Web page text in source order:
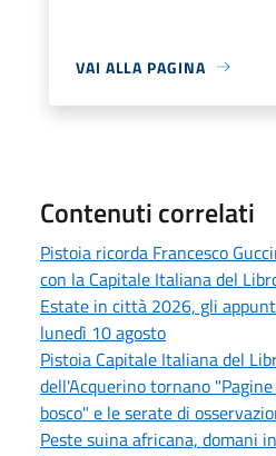
VAI ALLA PAGINA
Contenuti correlati
Pistoia ricorda Francesco
con la Capitale Italiana del
Estate in città 2026, gli
lunedì 10 agosto
Pistoia Capitale Italiana del
dell'Acquerino tornano
bosco" e le serate di
Peste suina africana, domani